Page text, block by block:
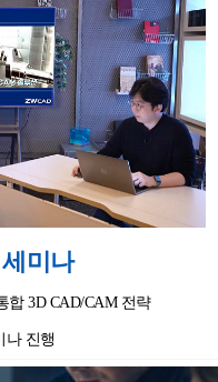
미나
합 3D CAD/CAM 전략
나 진행